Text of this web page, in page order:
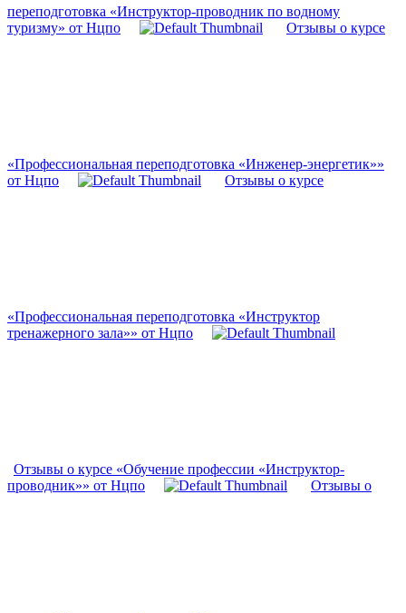
переподготовка «Инструктор-проводник по водному
туризму» от Нцпо
Отзывы о курсе
«Профессиональная переподготовка «Инженер-энергетик»»
от Нцпо
Отзывы о курсе
«Профессиональная переподготовка «Инструктор
тренажерного зала»» от Нцпо
Отзывы о курсе «Обучение профессии «Инструктор-
проводник»» от Нцпо
Отзывы о